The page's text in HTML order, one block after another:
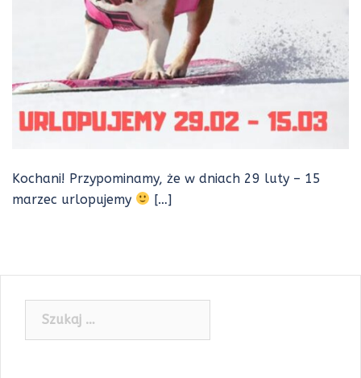
Kochani! Przypominamy, że w dniach 29 luty – 15
marzec urlopujemy
[…]